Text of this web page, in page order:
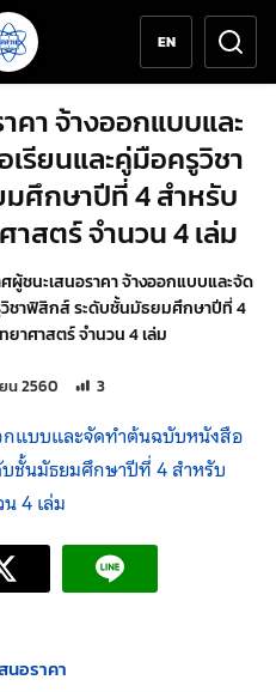
EN
คา จ้างออกแบบและ
รียนและคู่มือครูวิชา
ศึกษาปีที่ 4 สำหรับ
สตร์ จำนวน 4 เล่ม
ผู้ชนะเสนอราคา จ้างออกแบบและจัด
ชาฟิสิกส์ ระดับชั้นมัธยมศึกษาปีที่ 4
าศาสตร์ จำนวน 4 เล่ม
น 2560 แก้ไขล่าสุดเมื่อ:
จำนวนการเข้าชม 3 ครั้ง
3
กแบบและจัดทำต้นฉบับหนังสือ
ชั้นมัธยมศึกษาปีที่ 4 สำหรับ
4 เล่ม
นอราคา